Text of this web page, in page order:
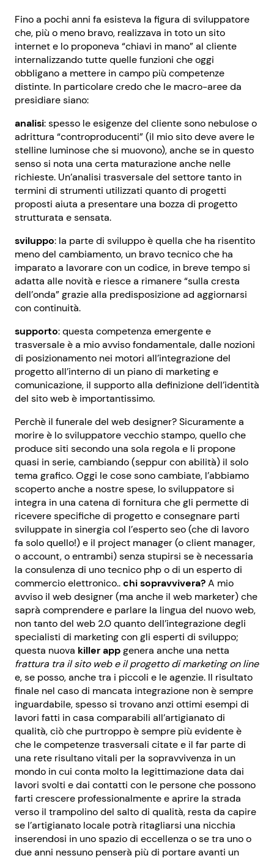
Fino a pochi anni fa esisteva la figura di sviluppatore
che, più o meno bravo, realizzava in toto un sito
internet e lo proponeva “chiavi in mano” al cliente
internalizzando tutte quelle funzioni che oggi
obbligano a mettere in campo più competenze
distinte. In particolare credo che le macro-aree da
presidiare siano:
analisi: spesso le esigenze del cliente sono nebulose o
adrittura “controproducenti” (il mio sito deve avere le
stelline luminose che si muovono), anche se in questo
senso si nota una certa maturazione anche nelle
richieste. Un’analisi trasversale del settore tanto in
termini di strumenti utilizzati quanto di progetti
proposti aiuta a presentare una bozza di progetto
strutturata e sensata.
sviluppo: la parte di sviluppo è quella che ha risentito
meno del cambiamento, un bravo tecnico che ha
imparato a lavorare con un codice, in breve tempo si
adatta alle novità e riesce a rimanere “sulla cresta
dell’onda” grazie alla predisposizione ad aggiornarsi
con continuità.
supporto: questa competenza emergente e
trasversale è a mio avviso fondamentale, dalle nozioni
di posizionamento nei motori all’integrazione del
progetto all’interno di un piano di marketing e
comunicazione, il supporto alla definizione dell’identità
del sito web è importantissimo.
Perchè il funerale del web designer? Sicuramente a
morire è lo sviluppatore vecchio stampo, quello che
produce siti secondo una sola regola e li propone
quasi in serie, cambiando (seppur con abilità) il solo
tema grafico. Oggi le cose sono cambiate, l’abbiamo
scoperto anche a nostre spese, lo sviluppatore si
integra in una catena di fornitura che gli permette di
ricevere specifiche di progetto e consegnare parti
sviluppate in sinergia col l’esperto seo (che di lavoro
fa solo quello!) e il project manager (o client manager,
o account, o entrambi) senza stupirsi se è necessaria
la consulenza di uno tecnico php o di un esperto di
commercio elettronico..chisopravvivera?A mio
avviso il web designer (ma anche il web marketer) che
saprà comprendere e parlare la lingua del nuovo web,
non tanto del web 2.0 quanto dell’integrazione degli
specialisti di marketing con gli esperti di sviluppo;
questa nuova killer appgenera anche una netta
frattura tra il sito web e il progetto di marketing on line
e, se posso, anche tra i piccoli e le agenzie. Il risultato
finale nel caso di mancata integrazione non è sempre
inguardabile, spesso si trovano anzi ottimi esempi di
lavori fatti in casa comparabili all’artigianato di
qualità, ciò che purtroppo è sempre più evidente è
che le competenze trasversali citate e il far parte di
una rete risultano vitali per la sopravvivenza in un
mondo in cui conta molto la legittimazione data dai
lavori svolti e dai contatti con le persone che possono
farti crescere professionalmente e aprire la strada
verso il trampolino del salto di qualità, resta da capire
se l’artigianato locale potrà ritagliarsi una nicchia
inserendosi in uno spazio di eccellenza o se tra uno o
due anni nessuno penserà più di portare avanti un